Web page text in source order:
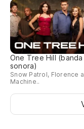
One Tree Hill (banda
sonora)
Snow Patrol, Florence
Machine..